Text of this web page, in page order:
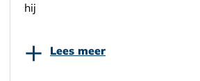
hij
+ Lees meer